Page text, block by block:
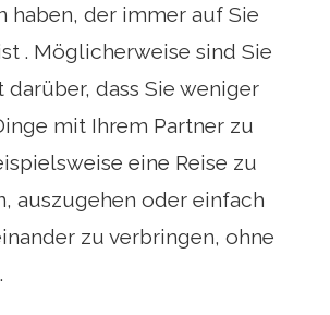
haben, der immer auf Sie
. Möglicherweise sind Sie
dass Sie weniger
mit Ihrem Partner zu
eine Reise zu
auszugehen oder einfach
zu verbringen, ohne